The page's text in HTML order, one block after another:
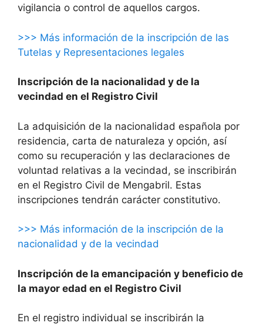
vigilancia o control de aquellos cargos.
>>> Más información de la inscripción de las
Tutelas y Representaciones legales
Inscripción de la nacionalidad y de la
vecindad en el Registro Civil
La adquisición de la nacionalidad española por
residencia, carta de naturaleza y opción, así
como su recuperación y las declaraciones de
voluntad relativas a la vecindad, se inscribirán
en el Registro Civil de Mengabril. Estas
inscripciones tendrán carácter constitutivo.
>>> Más información de la inscripción de la
nacionalidad y de la vecindad
Inscripción de la emancipación y beneficio de
la mayor edad en el Registro Civil
En el registro individual se inscribirán la